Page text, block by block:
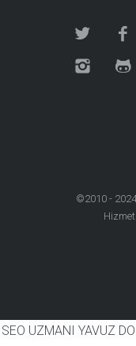
©2010 -
SEO UZMANI YAVUZ